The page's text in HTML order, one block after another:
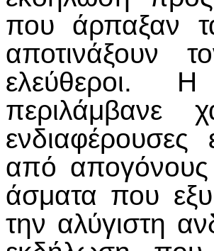
που άρπαξαν
αποτινάξουν
ελεύθεροι.
περιλάμβανε
ενδιαφέρουσες
από απογόνους
άσματα που
την αλύγιστη